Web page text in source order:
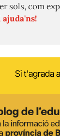
sols, com
Si t'agrada